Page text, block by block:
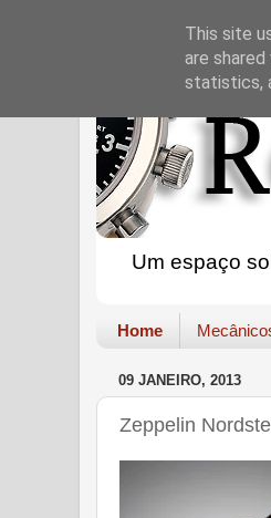
Um espaço
Home
09 JANEIRO, 2013
Zeppelin
This site
are
statistics,